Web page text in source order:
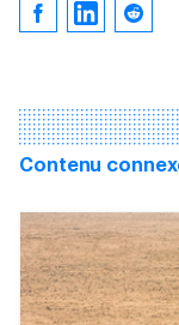
Contenu